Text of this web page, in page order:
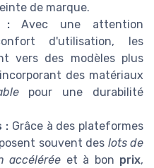
de marque.
:Avec une attention
d'utilisation, les
vers des modèles plus
des matériaux
pour une durabilité
: Grâce à des plateformes
souvent des lots de
accélérée et à bon prix,